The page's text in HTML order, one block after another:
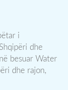
i
dhe
besuar Water
dhe rajon,